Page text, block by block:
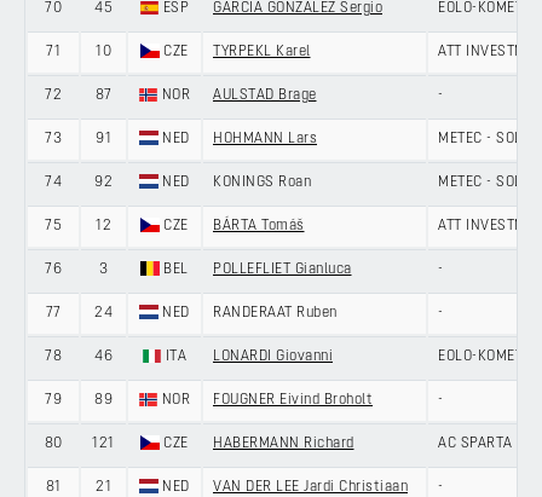
70 45 ESP GARCIA GONZALEZ Sergio EOLO-KOMETA
71 10 CZE TYRPEKL Karel ATT
72 87 NOR AULSTAD Brage -
73 91 NED HOHMANN Lars METEC -
74 92 NED KONINGS Roan METEC -
75 12 CZE BÁRTA Tomáš ATT
76 3 BEL POLLEFLIET Gianluca -
77 24 NED RANDERAAT Ruben -
78 46 ITA LONARDI Giovanni EOLO-KOMETA
79 89 NOR FOUGNER Eivind Broholt -
80 121 CZE HABERMANN Richard AC SPARTA
81 21 NED VAN DER LEE Jardi Christiaan -